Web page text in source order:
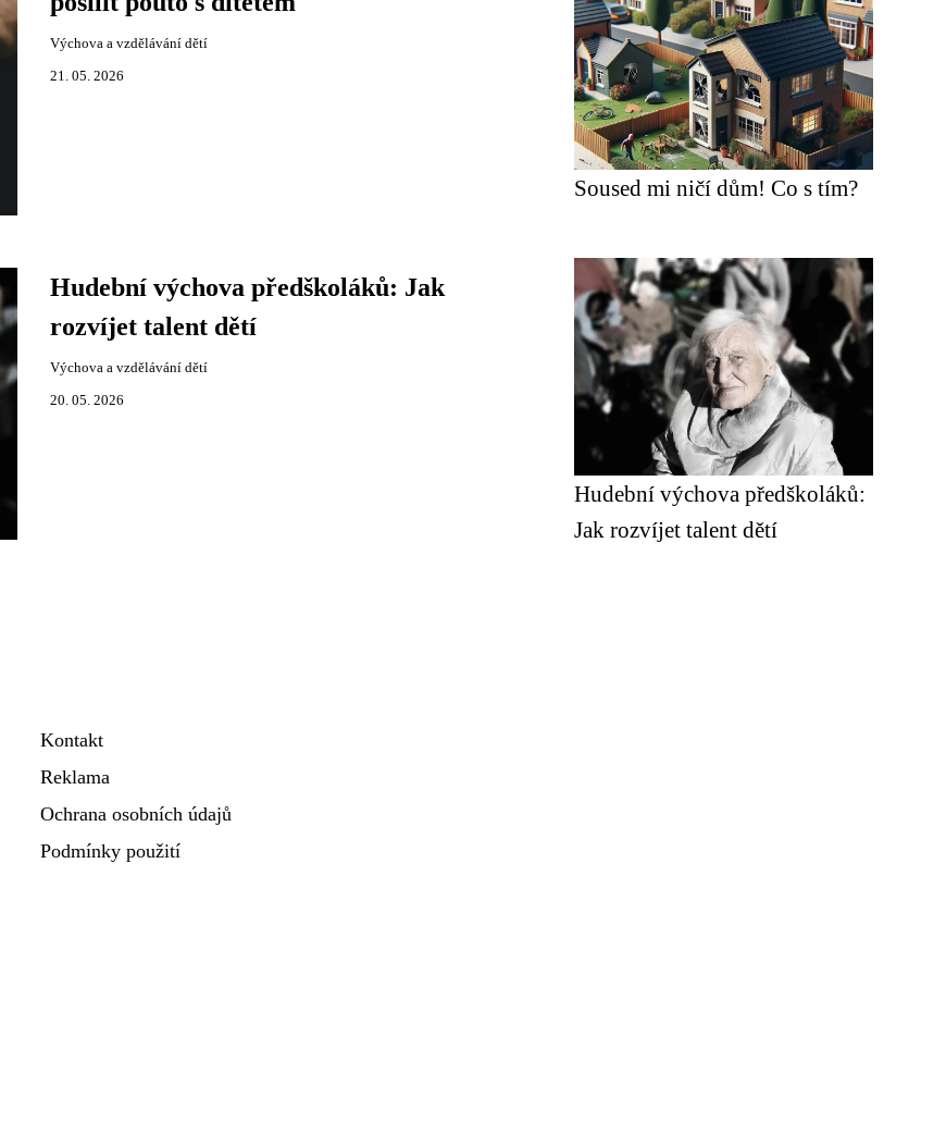
Výchova a vzdělávání dětí
21. 05. 2026
Hudební výchova předškoláků: Jak
rozvíjet talent dětí
Výchova a vzdělávání dětí
20. 05. 2026
Soused mi ničí dům! Co s tím?
Hudební výchova předškoláků:
Jak rozvíjet talent dětí
Kontakt
Reklama
Ochrana osobních údajů
Podmínky použití